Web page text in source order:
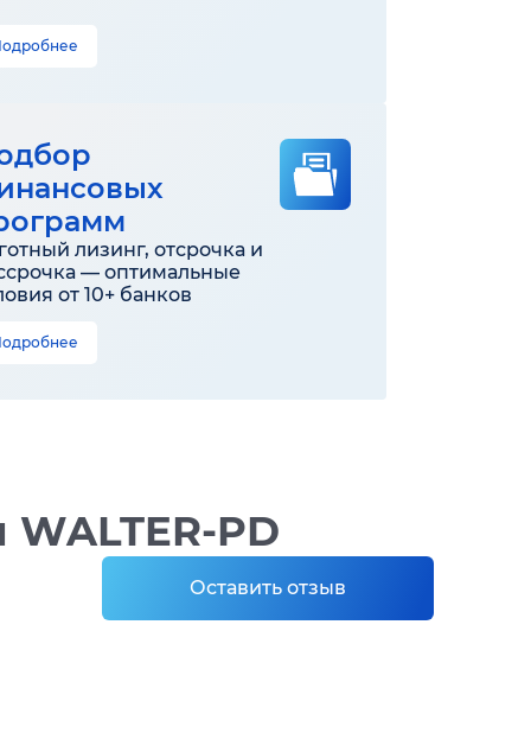
лизинг, отсрочка и
— оптимальные
от 10+ банков
PD
Оставить отзыв